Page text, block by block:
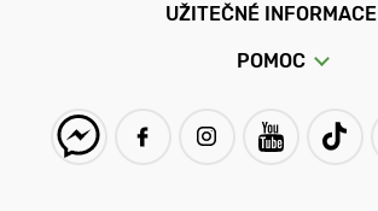
UŽITEČNÉ INFORMACE
POMOC